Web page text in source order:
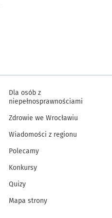
Dla osób z
niepełnosprawnościami
Zdrowie we Wrocławiu
Wiadomości z regionu
Polecamy
Konkursy
Quizy
Mapa strony